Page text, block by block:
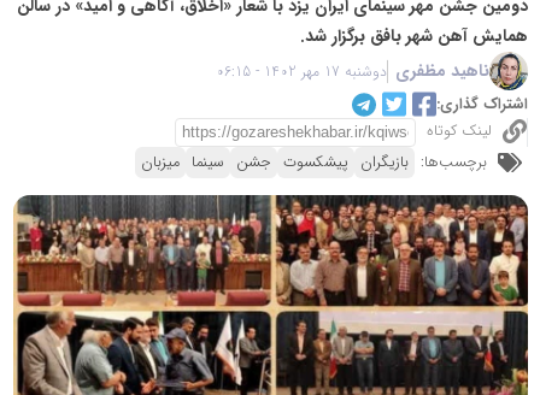
دومین جشن مهر سینمای ایران یزد با شعار «اخلاق، آگاهی و امید» در سالن
همایش آهن شهر بافق برگزار شد.
ناهید مظفری دوشنبه 17 مهر 1402 - 06:15
اشتراک گذاری:
لینک کوتاه
برچسب‌ها: بازیگران پیشکسوت جشن سینما میزبان